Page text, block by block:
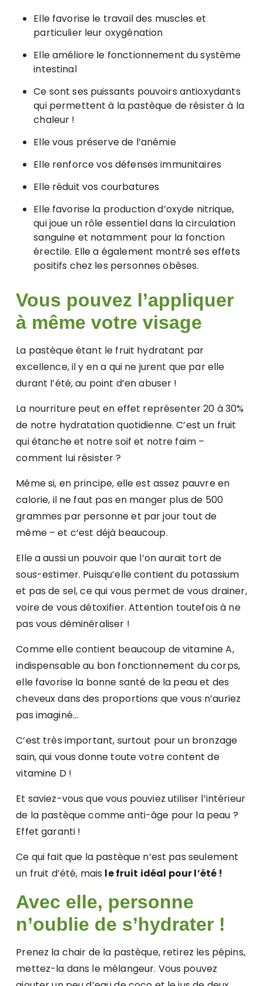
Elle favorise le travail des muscles et
particulier leur oxygénation
Elle améliore le fonctionnement du système
intestinal
Ce sont ses puissants pouvoirs antioxydants
qui permettent à la pastèque de résister à la
chaleur !
Elle vous préserve de l’anémie
Elle renforce vos défenses immunitaires
Elle réduit vos courbatures
Elle favorise la production d’oxyde nitrique,
qui joue un rôle essentiel dans la circulation
sanguine et notamment pour la fonction
érectile. Elle a également montré ses effets
positifs chez les personnes obèses.
Vous pouvez l’appliquer
à même votre visage
La pastèque étant le fruit hydratant par
excellence, il y en a qui ne jurent que par elle
durant l’été, au point d’en abuser !
La nourriture peut en effet représenter 20 à 30%
de notre hydratation quotidienne. C’est un fruit
qui étanche et notre soif et notre faim –
comment lui résister ?
Même si, en principe, elle est assez pauvre en
calorie, il ne faut pas en manger plus de 500
grammes par personne et par jour tout de
même – et c’est déjà beaucoup.
Elle a aussi un pouvoir que l’on aurait tort de
sous-estimer. Puisqu’elle contient du potassium
et pas de sel, ce qui vous permet de vous drainer,
voire de vous détoxifier. Attention toutefois à ne
pas vous déminéraliser !
Comme elle contient beaucoup de vitamine A,
indispensable au bon fonctionnement du corps,
elle favorise la bonne santé de la peau et des
cheveux dans des proportions que vous n’auriez
pas imaginé…
C’est très important, surtout pour un bronzage
sain, qui vous donne toute votre content de
vitamine D !
Et saviez-vous que vous pouviez utiliser l’intérieur
de la pastèque comme anti-âge pour la peau ?
Effet garanti !
Ce qui fait que la pastèque n’est pas seulement
un fruit d’été, mais le fruit idéal pour l’été !
Avec elle, personne
n’oublie de s’hydrater !
Prenez la chair de la pastèque, retirez les pépins,
mettez-la dans le mélangeur. Vous pouvez